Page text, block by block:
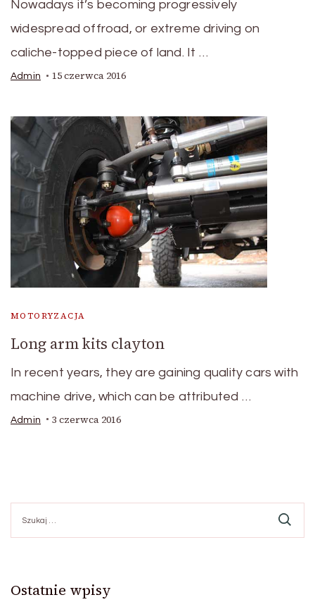
Nowadays it’s becoming progressively
widespread offroad, or extreme driving on
caliche-topped piece of land. It …
Admin 15 czerwca 2016
MOTORYZACJA
Long arm kits clayton
In recent years, they are gaining quality cars with
machine drive, which can be attributed …
Admin 3 czerwca 2016
Ostatnie wpisy